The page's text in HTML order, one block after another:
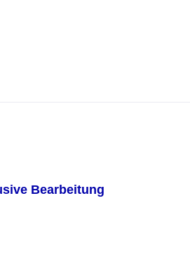
Bearbeitung